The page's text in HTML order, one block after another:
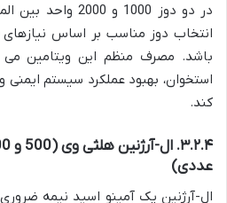
در دو دوز 1000 و
انتخاب دوز مناسب بر اساس
باشد. مصرف منظم این ویتامین می
استخوان، بهبود عملکرد سیستم
کند.
عددی)
ال-آرژنین یک آمینو اسید نیمه